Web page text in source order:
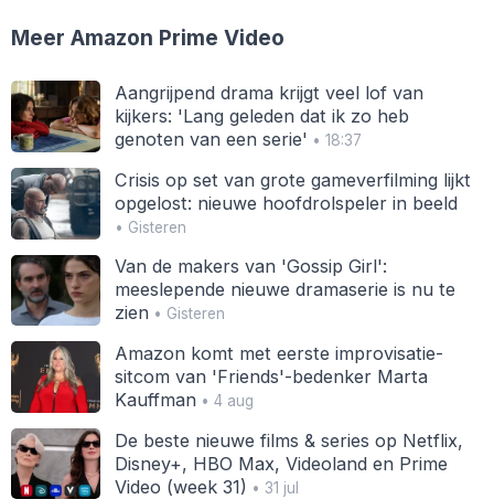
Meer Amazon Prime Video
Aangrijpend drama krijgt veel lof van
kijkers: 'Lang geleden dat ik zo heb
genoten van een serie' • 18:37
Crisis op set van grote gameverfilming lijkt
opgelost: nieuwe hoofdrolspeler in beeld
• Gisteren
Van de makers van 'Gossip Girl':
meeslepende nieuwe dramaserie is nu te
zien• Gisteren
Amazon komt met eerste improvisatie-
sitcom van 'Friends'-bedenker Marta
Kauffman• 4 aug
De beste nieuwe films & series op Netflix,
Disney+, HBO Max, Videoland en Prime
Video (week 31) • 31 jul